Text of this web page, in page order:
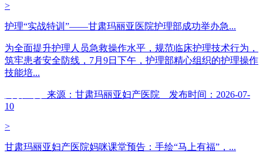
>
护理“实战特训”——甘肃玛丽亚医院护理部成功举办急...
为全面提升护理人员急救操作水平，规范临床护理技术行为，
筑牢患者安全防线，7月9日下午，护理部精心组织的护理操作
技能培...
来源：甘肃玛丽亚妇产医院 发布时间：2026-07-
10
>
甘肃玛丽亚妇产医院妈咪课堂预告：手绘“马上有福”，...